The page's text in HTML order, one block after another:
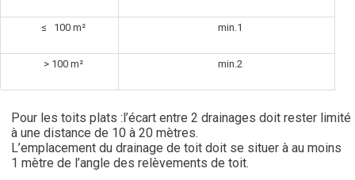
≤ 100 m² min.1
> 100 m² min.2
Pour les toits plats :l’écart entre 2 drainages doit rester limité
à une distance de 10 à 20 mètres.
L’emplacement du drainage de toit doit se situer à au moins
1 mètre de l’angle des relèvements de toit.